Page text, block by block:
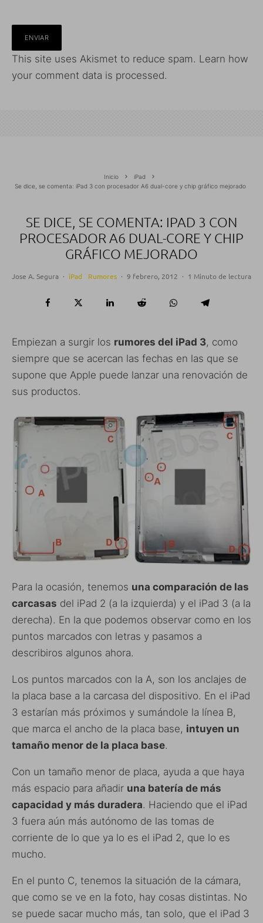
This site uses Akismet to reduce spam. Learn how
your comment data is processed.
Inicio
iPad
Se dice, se comenta: iPad 3 con procesador A6 dual-core y chip gráfico mejorado
SE DICE, SE COMENTA: IPAD 3 CON
PROCESADOR A6 DUAL-CORE Y CHIP
GRÁFICO MEJORADO
Jose A. Segura · iPad Rumores · 9 febrero, 2012 · 1 Minuto de lectura
Empiezan a surgir los rumores del iPad 3, como
siempre que se acercan las fechas en las que se
supone que Apple puede lanzar una renovación de
sus productos.
Para la ocasión, tenemos una comparación de las
carcasas del iPad 2 (a la izquierda) y el iPad 3 (a la
derecha). En la que podemos observar como en los
puntos marcados con letras y pasamos a
describiros algunos ahora.
Los puntos marcados con la A, son los anclajes de
la placa base a la carcasa del dispositivo. En el iPad
3 estarían más próximos y sumándole la línea B,
que marca el ancho de la placa base, intuyen un
tamaño menor de la placa base.
Con un tamaño menor de placa, ayuda a que haya
más espacio para añadir una batería de más
capacidad y más duradera. Haciendo que el iPad
3 fuera aún más autónomo de las tomas de
corriente de lo que ya lo es el iPad 2, que lo es
mucho.
En el punto C, tenemos la situación de la cámara,
que como se ve en la foto, hay cosas distintas. No
se puede sacar mucho más, tan solo, que el iPad 3